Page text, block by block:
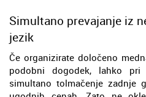
Simultano prevajanje iz
jezik
Če organizirate določeno
podobni dogodek, lahko
simultano tolmačenje zadnje